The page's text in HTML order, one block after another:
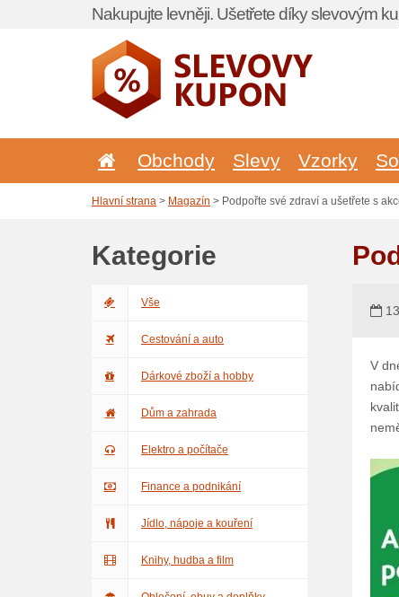
Nakupujte levněji. Ušetřete díky slevovým
Obchody Slevy Vzorky
Hlavní strana > Magazín > Podpořte své zdraví a ušetřete s
Kategorie
Vše
Cestování a auto
Dárkové zboží a hobby
Dům a zahrada
Elektro a počítače
Finance a podnikání
Jídlo, nápoje a kouření
Knihy, hudba a film
V